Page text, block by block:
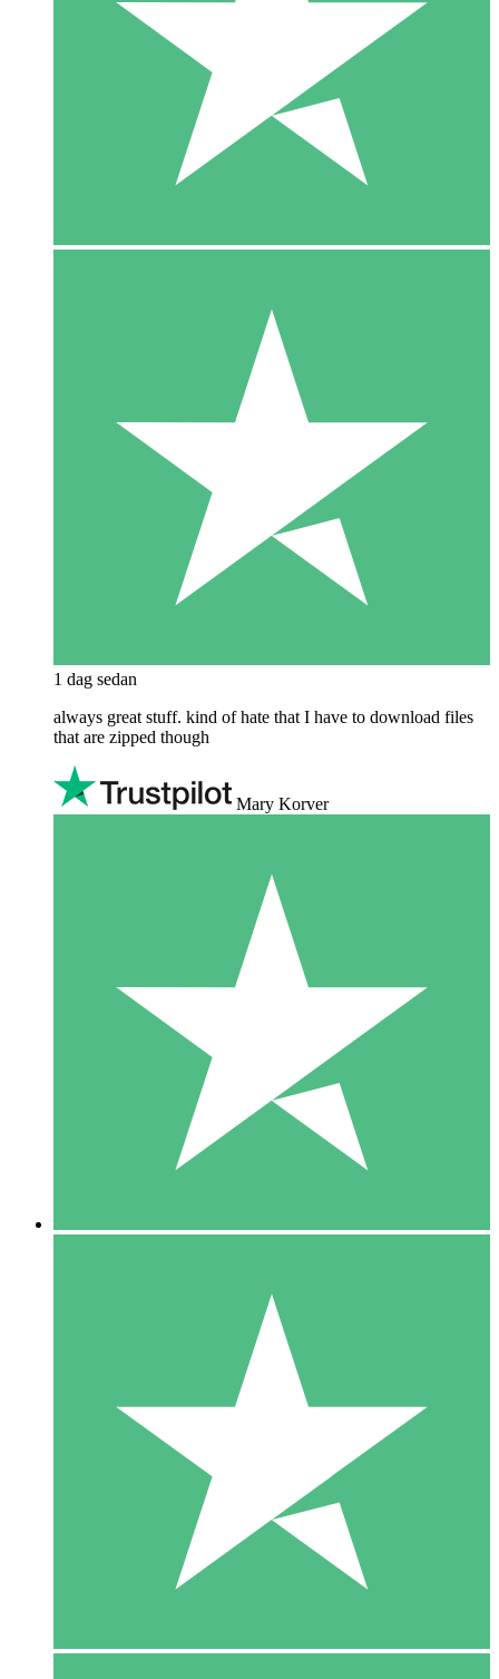
1 dag sedan
always great stuff. kind of hate that I have to download files
that are zipped though
Mary Korver